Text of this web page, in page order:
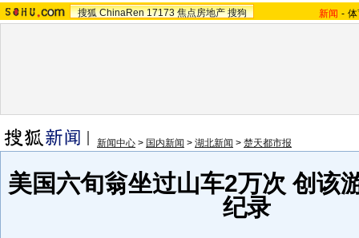
搜狐 ChinaRen 17173 焦点房地产 搜狗 新闻 -
新闻中心 > 国内新闻 > 湖北新闻 > 楚天都市报
美国六旬翁坐过山车2万次 创该
纪录